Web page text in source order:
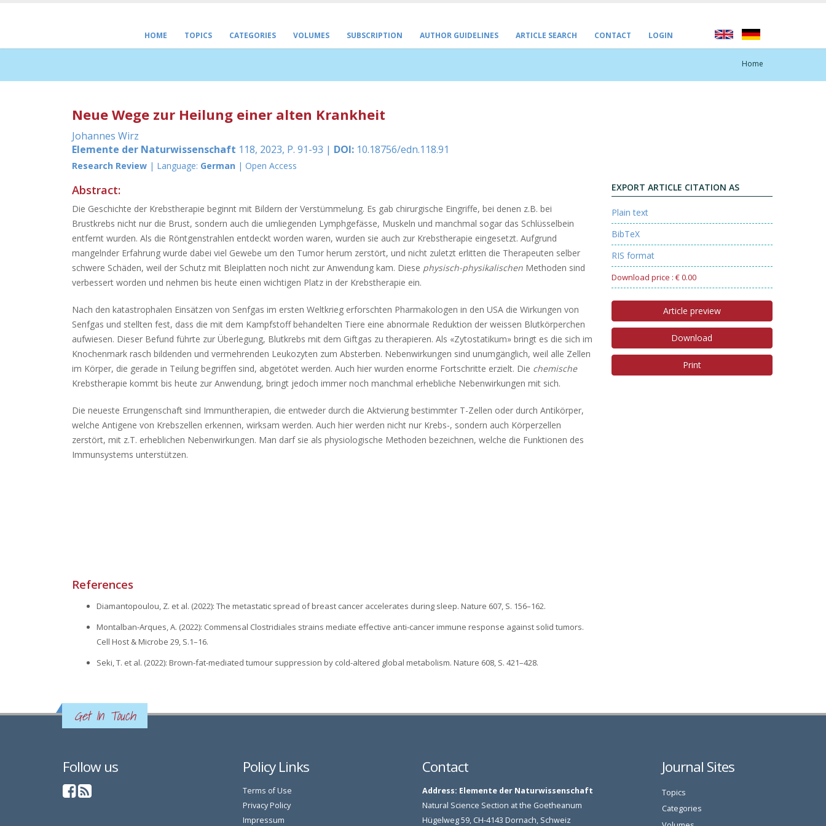
HOME TOPICS CATEGORIES VOLUMES SUBSCRIPTION AUTHOR GUIDELINES ARTICLE SEARCH CONTACT LOGIN
Home
Neue Wege zur Heilung einer alten Krankheit
Johannes Wirz
Elemente der Naturwissenschaft 118, 2023, P. 91-93 | DOI: 10.18756/edn.118.91
Research Review | Language: German | Open Access
EXPORT ARTICLE CITATION AS
Plain text
BibTeX
RIS format
Download price : € 0.00
Article preview
Download
Print
Abstract:
Die Geschichte der Krebstherapie beginnt mit Bildern der Verstümmelung. Es gab chirurgische Eingriffe, bei denen z.B. bei
Brustkrebs nicht nur die Brust, sondern auch die umliegenden Lymphgefässe, Muskeln und manchmal sogar das Schlüsselbein
entfernt wurden. Als die Röntgenstrahlen entdeckt worden waren, wurden sie auch zur Krebstherapie eingesetzt. Aufgrund
mangelnder Erfahrung wurde dabei viel Gewebe um den Tumor herum zerstört, und nicht zuletzt erlitten die Therapeuten selber
schwere Schäden, weil der Schutz mit Bleiplatten noch nicht zur Anwendung kam. Diese physisch-physikalischen Methoden sind
verbessert worden und nehmen bis heute einen wichtigen Platz in der Krebstherapie ein.
Nach den katastrophalen Einsätzen von Senfgas im ersten Weltkrieg erforschten Pharmakologen in den USA die Wirkungen von
Senfgas und stellten fest, dass die mit dem Kampfstoff behandelten Tiere eine abnormale Reduktion der weissen Blutkörperchen
aufwiesen. Dieser Befund führte zur Überlegung, Blutkrebs mit dem Giftgas zu therapieren. Als «Zytostatikum» bringt es die sich im
Knochenmark rasch bildenden und vermehrenden Leukozyten zum Absterben. Nebenwirkungen sind unumgänglich, weil alle Zellen
im Körper, die gerade in Teilung begriffen sind, abgetötet werden. Auch hier wurden enorme Fortschritte erzielt. Die chemische
Krebstherapie kommt bis heute zur Anwendung, bringt jedoch immer noch manchmal erhebliche Nebenwirkungen mit sich.
Die neueste Errungenschaft sind Immuntherapien, die entweder durch die Aktvierung bestimmter T-Zellen oder durch Antikörper,
welche Antigene von Krebszellen erkennen, wirksam werden. Auch hier werden nicht nur Krebs-, sondern auch Körperzellen
zerstört, mit z.T. erheblichen Nebenwirkungen. Man darf sie als physiologische Methoden bezeichnen, welche die Funktionen des
Immunsystems unterstützen.
References
Diamantopoulou, Z. et al. (2022): The metastatic spread of breast cancer accelerates during sleep. Nature 607, S. 156–162.
Montalban-Arques, A. (2022): Commensal Clostridiales strains mediate effective anti-cancer immune response against solid tumors.
Cell Host & Microbe 29, S.1–16.
Seki, T. et al. (2022): Brown-fat-mediated tumour suppression by cold-altered global metabolism. Nature 608, S. 421–428.
Get In Touch
Follow us Policy Links
Terms of Use
Privacy Policy
Impressum
Contact
Address: Elemente der Naturwissenschaft
Natural Science Section at the Goetheanum
Hügelweg 59, CH-4143 Dornach, Schweiz
Journal Sites
Topics
Categories